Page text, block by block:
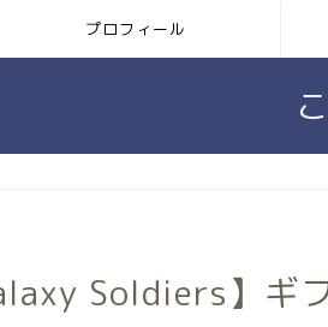
プロフィール
Soldiers】ギ